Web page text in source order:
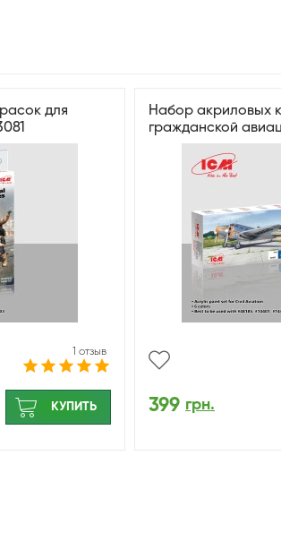
для
1 отзыв
КУПИТЬ
Набор акриловых
гражданской
399 грн.